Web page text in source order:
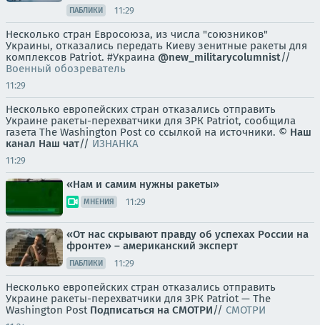
ПАБЛИКИ 11:29
Несколько стран Евросоюза, из числа "союзников"
Украины, отказались передать Киеву зенитные ракеты для
комплексов Patriot. #Украина @new_militarycolumnist//
Военный обозреватель
11:29
Несколько европейских стран отказались отправить
Украине ракеты-перехватчики для ЗРК Patriot, сообщила
газета The Washington Post со ссылкой на источники. © Наш
канал Наш чат// ИЗНАНКА
11:29
«Нам и самим нужны ракеты»
МНЕНИЯ 11:29
«От нас скрывают правду об успехах России на
фронте» – американский эксперт
ПАБЛИКИ 11:29
Несколько европейских стран отказались отправить
Украине ракеты-перехватчики для ЗРК Patriot — The
Washington Post Подписаться на СМОТРИ// СМОТРИ